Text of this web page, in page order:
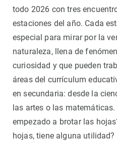
todo 2026 con tres
estaciones del año. Cada
especial para mirar por la
naturaleza, llena de
curiosidad y que pueden
áreas del currículum
en secundaria: desde la
las artes o las matemáticas.
empezado a brotar las
hojas, tiene alguna utilidad?